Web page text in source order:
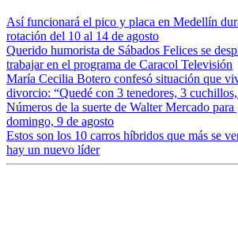
Así funcionará el pico y placa en Medellín
rotación del 10 al 14 de agosto
Querido humorista de Sábados Felices se
trabajar en el programa de Caracol Televisión
María Cecilia Botero confesó situación que
divorcio: “Quedé con 3 tenedores, 3
Números de la suerte de Walter Mercado para
domingo, 9 de agosto
Estos son los 10 carros híbridos que más se
hay un nuevo líder